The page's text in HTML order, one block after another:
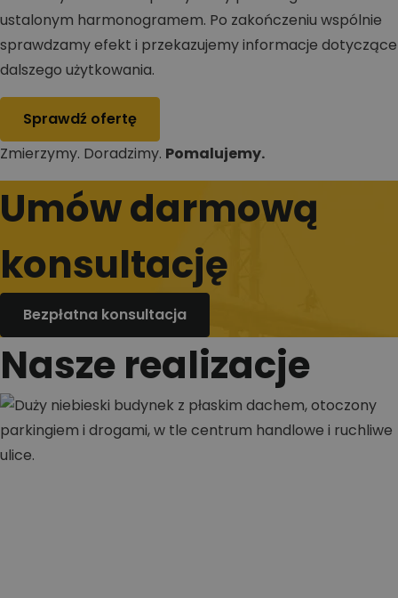
ustalonym harmonogramem. Po zakończeniu wspólnie
sprawdzamy efekt i przekazujemy informacje dotyczące
dalszego użytkowania.
Sprawdź ofertę
Zmierzymy. Doradzimy. Pomalujemy.
Umów darmową
konsultację
Bezpłatna konsultacja
Nasze realizacje